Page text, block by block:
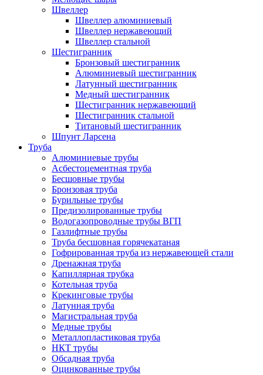
Швеллер
Швеллер алюминиевый
Швеллер нержавеющий
Швеллер стальной
Шестигранник
Бронзовый шестигранник
Алюминиевый шестигранник
Латунный шестигранник
Медный шестигранник
Шестигранник нержавеющий
Шестигранник стальной
Титановый шестигранник
Шпунт Ларсена
Труба
Алюминиевые трубы
Асбестоцементная труба
Бесшовные трубы
Бронзовая труба
Бурильные трубы
Предизолированные трубы
Водогазопроводные трубы ВГП
Газлифтные трубы
Труба бесшовная горячекатаная
Гофрированная труба из нержавеющей стали
Дренажная труба
Капиллярная трубка
Котельная труба
Крекинговые трубы
Латунная труба
Магистральная труба
Медные трубы
Металлопластиковая труба
НКТ трубы
Обсадная труба
Оцинкованные трубы